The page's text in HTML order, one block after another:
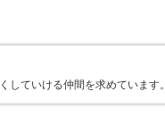
ていける仲間を求めています。